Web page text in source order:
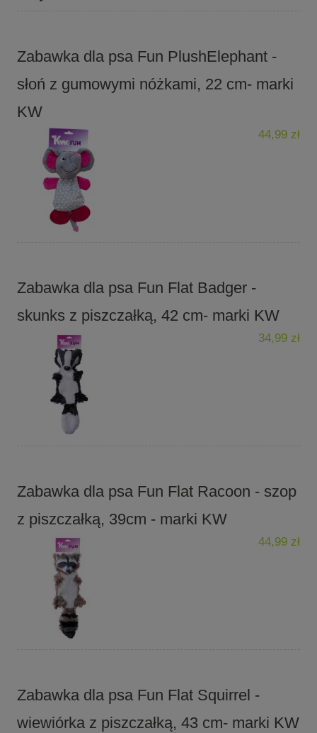
Zabawka dla psa Fun PlushElephant -
słoń z gumowymi nóżkami, 22 cm- marki
KW
44,99 zł
Zabawka dla psa Fun Flat Badger -
skunks z piszczałką, 42 cm- marki KW
34,99 zł
Zabawka dla psa Fun Flat Racoon - szop
z piszczałką, 39cm - marki KW
44,99 zł
Zabawka dla psa Fun Flat Squirrel -
wiewiórka z piszczałką, 43 cm- marki KW